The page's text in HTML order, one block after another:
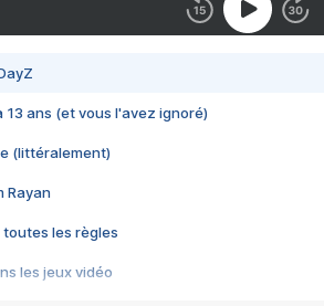
13 ans (et vous l'avez ignoré)
(littéralement)
Rayan
toutes les règles
les jeux vidéo